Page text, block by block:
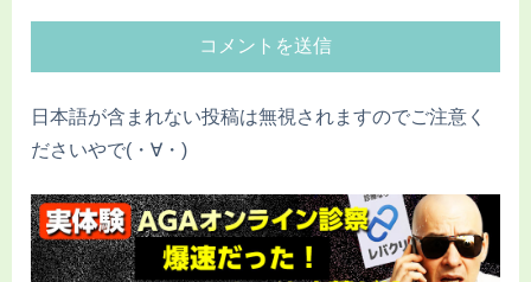
日本語が含まれない投稿は無視されますのでご注意く
ださいやで(・∀・)